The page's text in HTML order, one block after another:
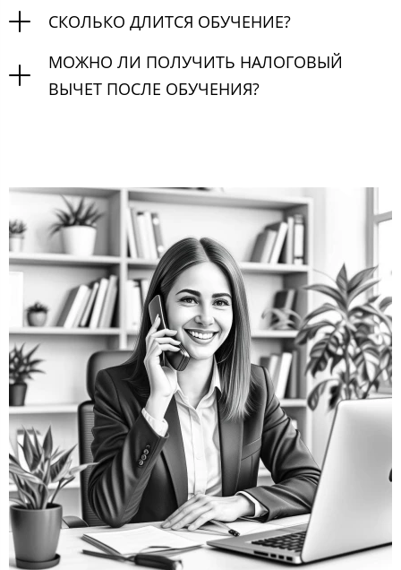
СКОЛЬКО ДЛИТСЯ ОБУЧЕНИЕ?
МОЖНО ЛИ ПОЛУЧИТЬ НАЛОГОВЫЙ
ВЫЧЕТ ПОСЛЕ ОБУЧЕНИЯ?